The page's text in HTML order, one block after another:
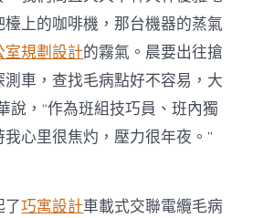
上的咖啡機，那台機器的蒸氣
室規劃設計的霧氣。晨要出往搶
車，查找毛病點好不容易，大
說，“作為班組技巧員、班內獨
心里很焦灼，壓力很年夜。”
巧寓設計車載式交聯電纜毛病